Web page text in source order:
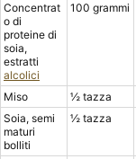
Concentrat
o di
proteine di
soia,
estratti
alcolici
100 grammi
Miso ½ tazza
Soia, semi
maturi
bolliti
½ tazza